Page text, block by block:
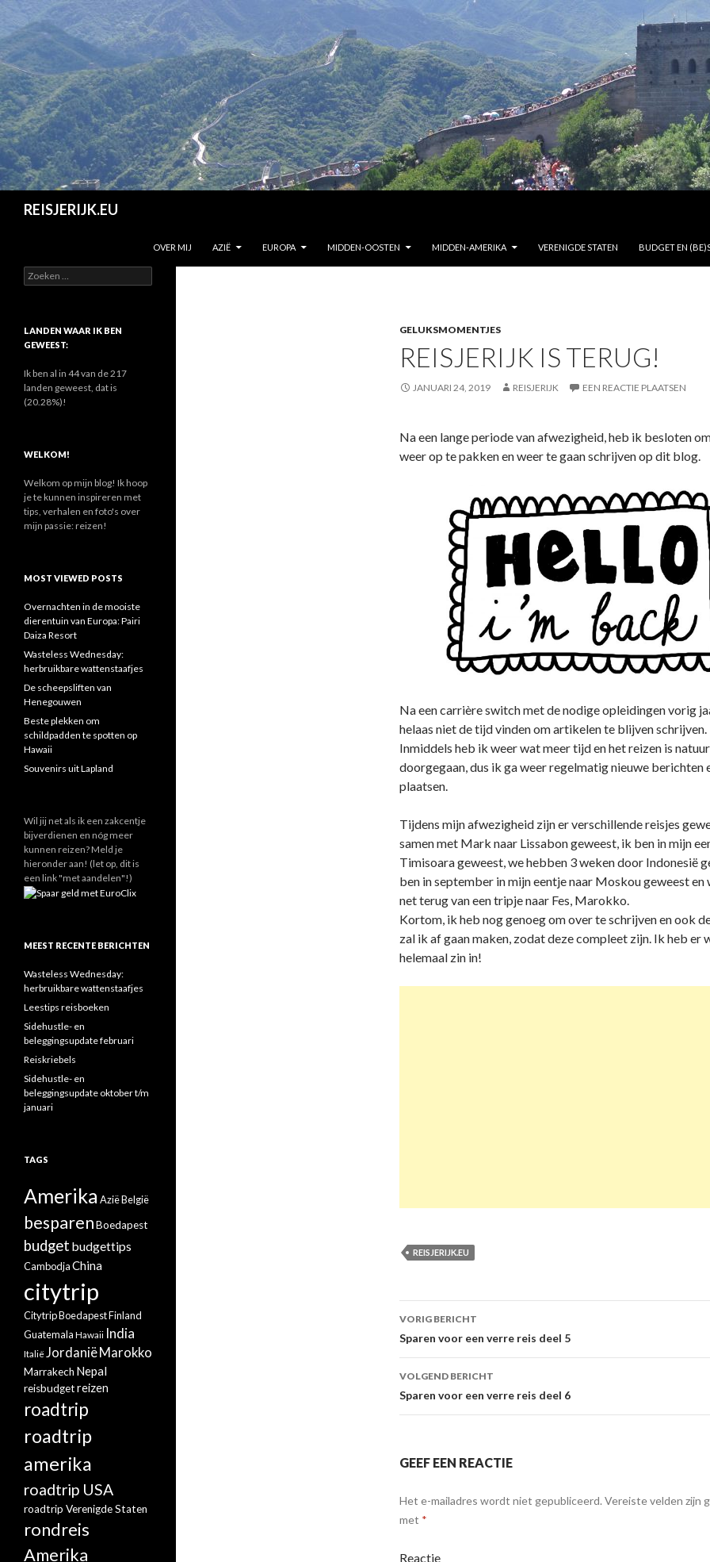
REISJERIJK.EU
OVER MIJ
AZIË EUROPA MIDDEN-OOSTEN MIDDEN-AMERIKA VERENIGDE STATEN BUDGET EN
GELUKSMOMENTJES
REISJERIJK IS TERUG!
JANUARI 24, 2019 REISJERIJK EEN REACTIE PLAATSEN
Na een lange periode van afwezigheid, heb ik besloten
weer op te pakken en weer te gaan schrijven op dit blog.
Na een carrière switch met de nodige opleidingen vorig
helaas niet de tijd vinden om artikelen te blijven schrijven.
Inmiddels heb ik weer wat meer tijd en het reizen is
doorgegaan, dus ik ga weer regelmatig nieuwe berichten
plaatsen.
Tijdens mijn afwezigheid zijn er verschillende reisjes
samen met Mark naar Lissabon geweest, ik ben in mijn
Timisoara geweest, we hebben 3 weken door Indonesië
ben in september in mijn eentje naar Moskou geweest en
net terug van een tripje naar Fes, Marokko.
Kortom, ik heb nog genoeg om over te schrijven en ook
zal ik af gaan maken, zodat deze compleet zijn. Ik heb er
helemaal zin in!
REISJERIJK.EU
Berichtnavigatie
VORIG BERICHT
Sparen voor een verre reis deel 5
VOLGEND BERICHT
Sparen voor een verre reis deel 6
GEEF EEN REACTIE
Het e-mailadres wordt niet gepubliceerd. Vereiste velden zijn
met *
Reactie
Z
o
e
n
a
a
r
LANDEN WAAR IK BEN
GEWEEST:
Ik ben al in 44 van de 217
landen geweest, dat is
(20.28%)!
WELKOM!
Welkom op mijn blog! Ik hoop
je te kunnen inspireren met
tips, verhalen en foto's over
mijn passie: reizen!
MOST VIEWED POSTS
Overnachten in de mooiste
dierentuin van Europa: Pairi
Daiza Resort
Wasteless Wednesday:
herbruikbare wattenstaafjes
De scheepsliften van
Henegouwen
Beste plekken om
schildpadden te spotten op
Hawaii
Souvenirs uit Lapland
Wil jij net als ik een zakcentje
bijverdienen en nóg meer
kunnen reizen? Meld je
hieronder aan! (let op, dit is
een link "met aandelen"!)
MEEST RECENTE BERICHTEN
Wasteless Wednesday:
herbruikbare wattenstaafjes
Leestips reisboeken
Sidehustle- en
beleggingsupdate februari
Reiskriebels
Sidehustle- en
beleggingsupdate oktober t/m
januari
TAGS
Amerika AziëBelgië
besparenBoedapest
budget budgettips
CambodjaChina
citytrip
Citytrip BoedapestFinland
Guatemala Hawaii India
Italië JordaniëMarokko
Marrakech Nepal
reisbudgetreizen
roadtrip
roadtrip
amerika
roadtrip USA
roadtrip Verenigde Staten
rondreis
Amerika